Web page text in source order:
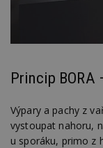
Princip BORA
Výpary a pachy z
vystoupat nahoru,
u sporáku, primo z